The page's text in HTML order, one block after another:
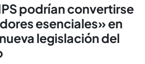
podrían convertirse
esenciales» en
legislación del